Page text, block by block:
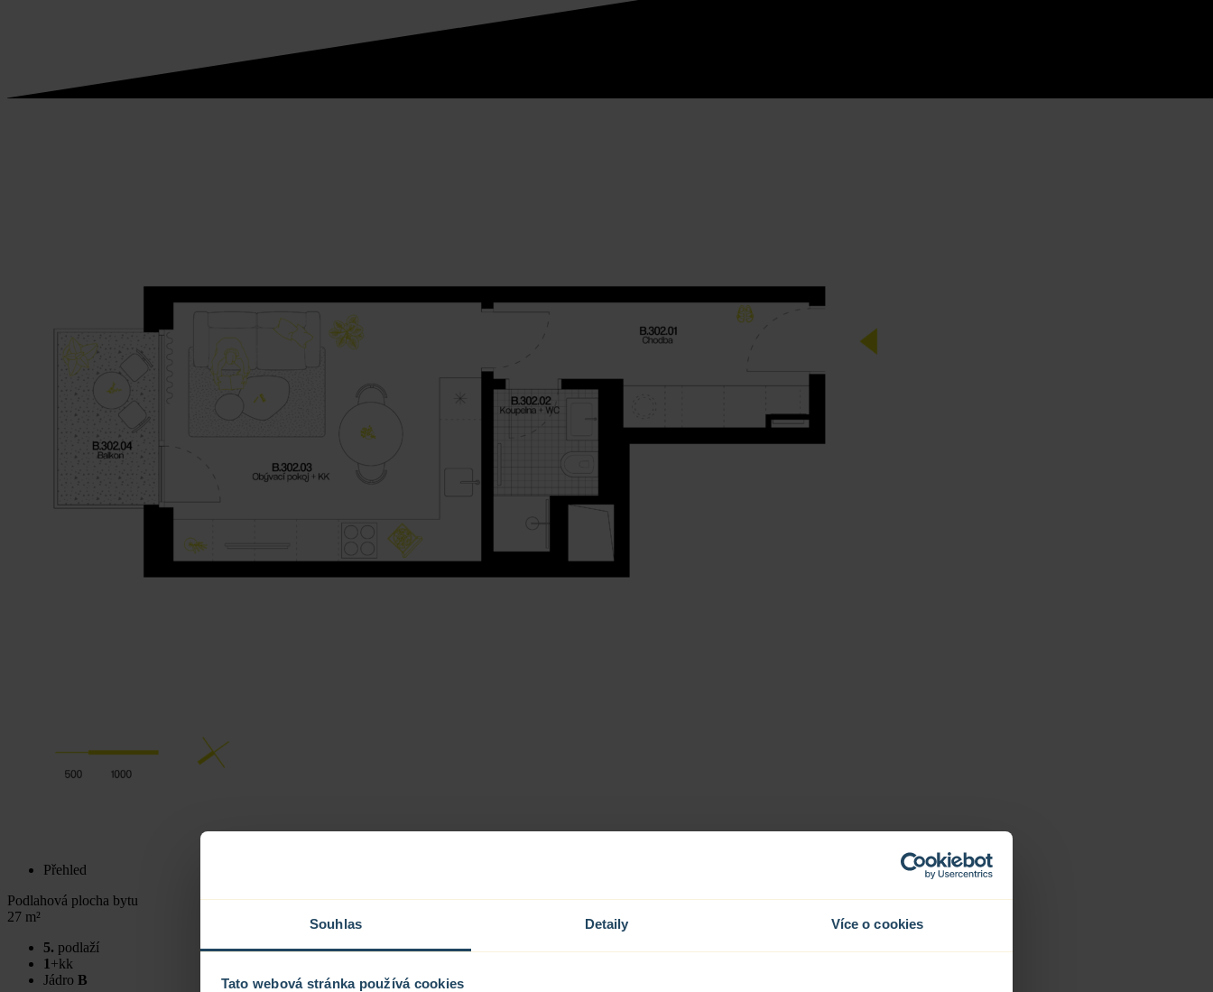
Souhlas Detaily Více o cookies
Tato webová stránka používá cookies
Přehled
Podlahová plocha bytu
27 m²
5. podlaží
1 +kk
Jádro B